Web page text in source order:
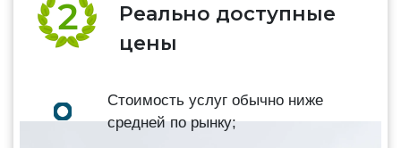
Реально доступные
цены
Стоимость услуг обычно ниже
средней по рынку;